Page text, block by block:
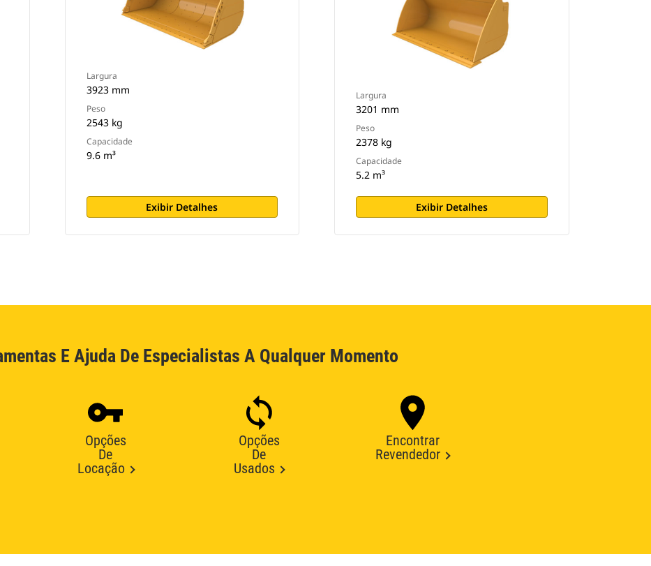
Largura
3923 mm
Peso
2543 kg
Capacidade
9.6 m³
Exibir Detalhes
Largura
3201 mm
Peso
2378 kg
Capacidade
5.2 m³
Exibir Detalhes
E Ajuda De Especialistas A Qualquer Momento
Opções
De
Locação
Opções
De
Usados
Encontrar
Revendedor